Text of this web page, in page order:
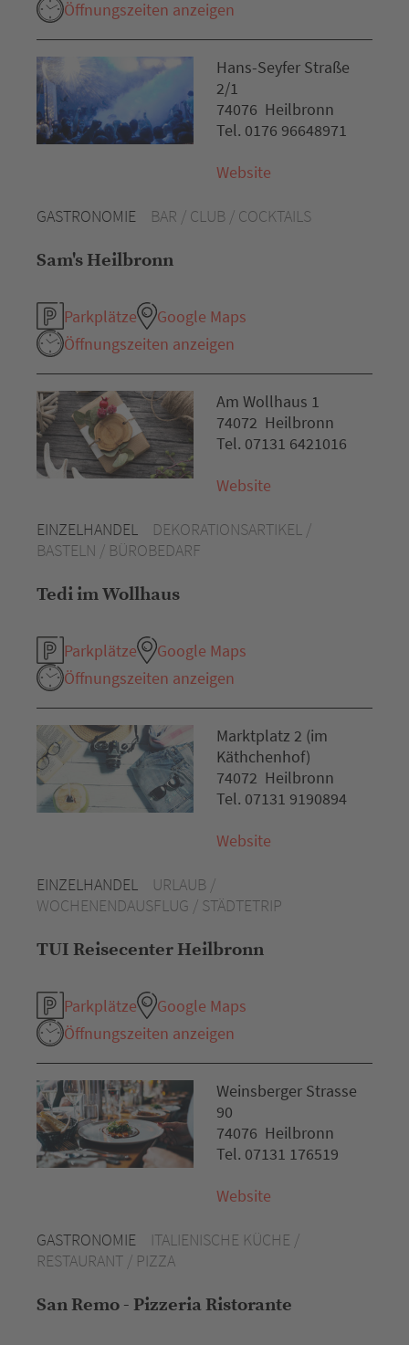
Öffnungszeiten anzeigen
GASTRONOMIE BAR / CLUB / COCKTAILS
Sam's Heilbronn
Parkplätze
Google Maps
Öffnungszeiten anzeigen
Hans-Seyfer Straße
2/1
74076 Heilbronn
Tel. 0176 96648971
Website
EINZELHANDEL
DEKORATIONSARTIKEL /
BASTELN / BÜROBEDARF
Tedi im Wollhaus
Parkplätze
Google Maps
Öffnungszeiten anzeigen
Am Wollhaus 1
74072 Heilbronn
Tel. 07131 6421016
Website
EINZELHANDEL
URLAUB /
WOCHENENDAUSFLUG / STÄDTETRIP
TUI Reisecenter Heilbronn
Parkplätze
Google Maps
Öffnungszeiten anzeigen
Marktplatz 2 (im
Käthchenhof)
74072 Heilbronn
Tel. 07131 9190894
Website
GASTRONOMIE
ITALIENISCHE KÜCHE /
RESTAURANT / PIZZA
San Remo - Pizzeria Ristorante
Weinsberger Strasse
90
74076 Heilbronn
Tel. 07131 176519
Website